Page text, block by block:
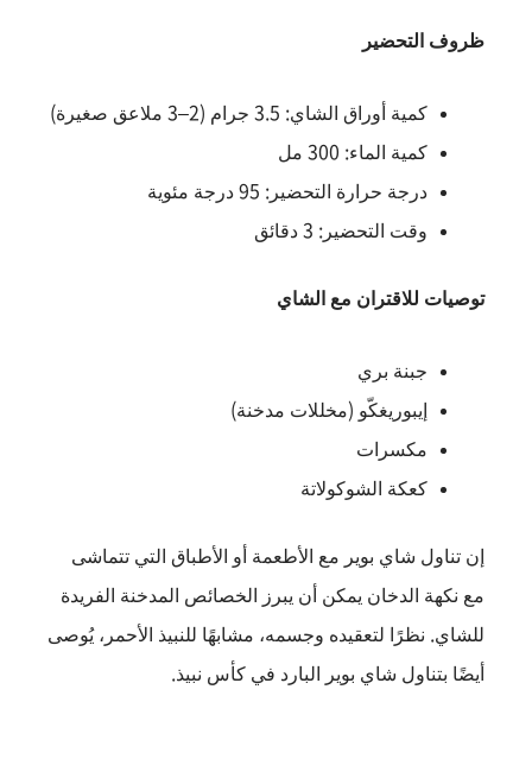
ظروف التحضير
كمية أوراق الشاي: 3.5 جرام (2–3 ملاعق صغيرة)
كمية الماء: 300 مل
درجة حرارة التحضير: 95 درجة مئوية
وقت التحضير: 3 دقائق
توصيات للاقتران مع الشاي
جبنة بري
إيبوريغكّو (مخللات مدخنة)
مكسرات
كعكة الشوكولاتة
إن تناول شاي بوير مع الأطعمة أو الأطباق التي تتماشى
مع نكهة الدخان يمكن أن يبرز الخصائص المدخنة الفريدة
للشاي. نظرًا لتعقيده وجسمه، مشابهًا للنبيذ الأحمر، يُوصى
أيضًا بتناول شاي بوير البارد في كأس نبيذ.